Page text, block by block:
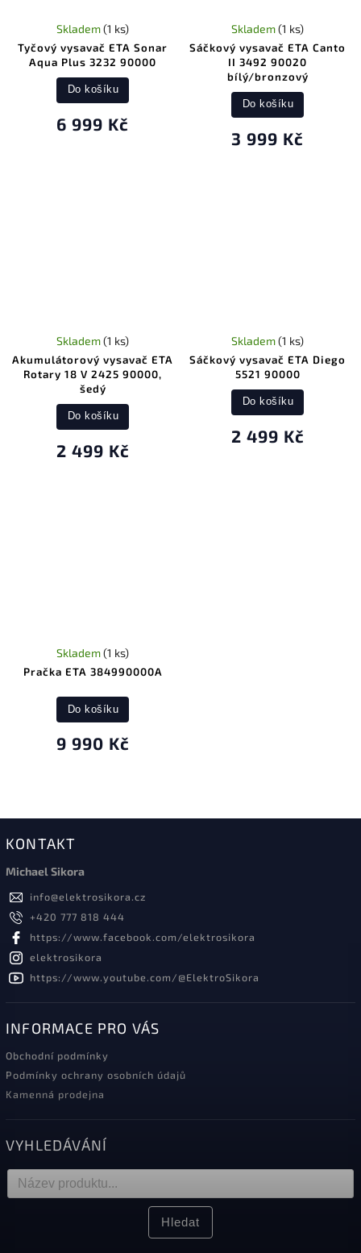
Tyčový vysavač ETA Sonar
Aqua Plus 3232 90000
Skladem(1 ks)
6 999 Kč
Do košíku
Sáčkový vysavač ETA Canto
II 3492 90020
bílý/bronzový
Skladem(1 ks)
3 999 Kč
Do košíku
Akumulátorový vysavač ETA
Rotary 18 V 2425 90000,
šedý
Skladem(1 ks)
2 499 Kč
Do košíku
Sáčkový vysavač ETA Diego
5521 90000
Skladem(1 ks)
2 499 Kč
Do košíku
Pračka ETA 384990000A
Skladem(1 ks)
9 990 Kč
Do košíku
KONTAKT
Michael Sikora
info@elektrosikora.cz
+420 777 818 444
https://www.facebook.com/elektrosikora
elektrosikora
https://www.youtube.com/@ElektroSikora
INFORMACE PRO VÁS
Obchodní podmínky
Podmínky ochrany osobních údajů
Kamenná prodejna
VYHLEDÁVÁNÍ
Hledat